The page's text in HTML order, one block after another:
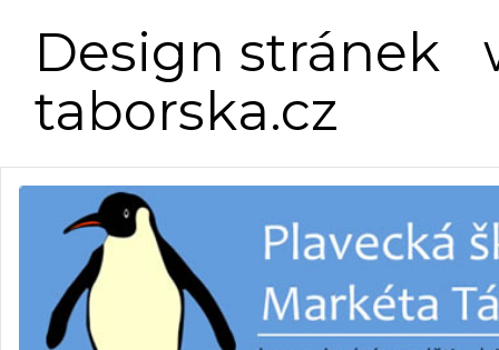
Design stránek
taborska.cz